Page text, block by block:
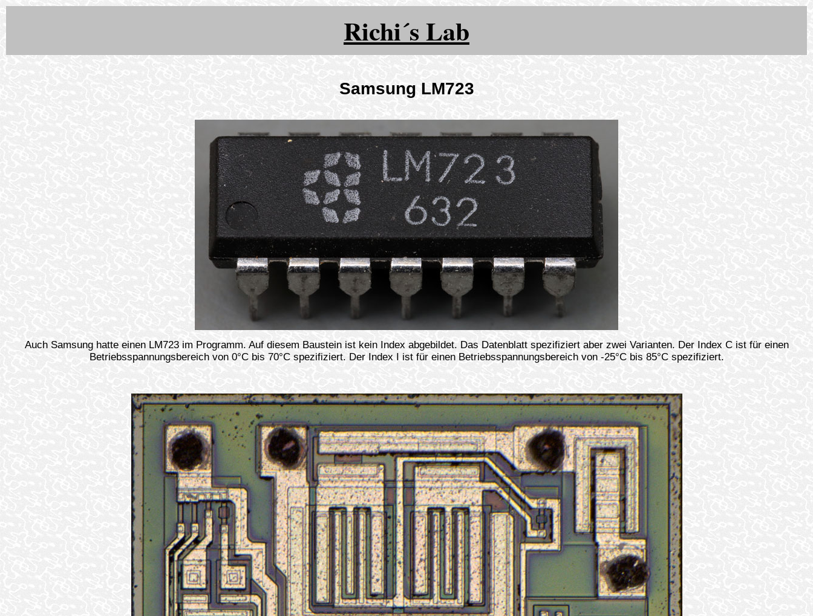
Richi´s Lab
Samsung LM723
Auch Samsung hatte einen LM723 im Programm. Auf diesem Baustein ist kein Index abgebildet. Das Datenblatt spezifiziert aber zwei Varianten. Der Index C ist für einen
Betriebsspannungsbereich von 0°C bis 70°C spezifiziert. Der Index I ist für einen Betriebsspannungsbereich von -25°C bis 85°C spezifiziert.